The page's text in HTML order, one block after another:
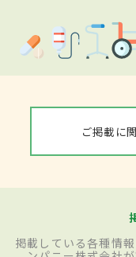
ご掲載に
掲載している各種情